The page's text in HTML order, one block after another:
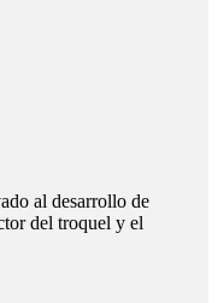
al desarrollo de
del troquel y el